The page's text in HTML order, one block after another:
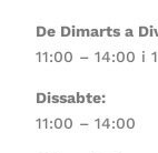
De Dimarts a
11:00 – 14:00 i
Dissabte:
11:00 – 14:00